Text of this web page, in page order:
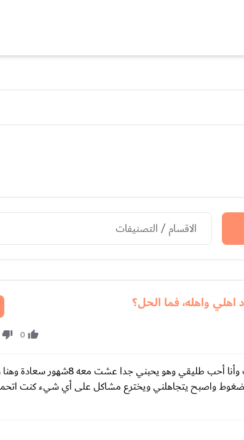
الاقسام / التصنيفات
واهله، فما الحل؟
0
السلام عليكم ورحمة الله وبركاته أنا مطلقة عمري 25من شهرين
واصبح يتجاهلني ويخترع مشاكل على أي شيء كنت